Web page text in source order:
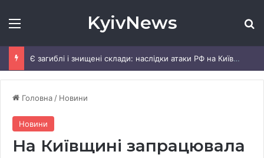
Меню KyivNews
Є загиблі і знищені склади: наслідки атаки РФ на Київщину
Головна / Новини
Новини
На Київщині запрацювала